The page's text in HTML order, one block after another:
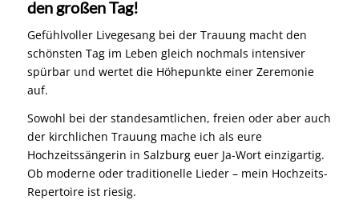
den großen Tag!
Gefühlvoller Livegesang bei der Trauung macht den
schönsten Tag im Leben gleich nochmals intensiver
spürbar und wertet die Höhepunkte einer Zeremonie
auf.
Sowohl bei der standesamtlichen, freien oder aber auch
der kirchlichen Trauung mache ich als eure
Hochzeitssängerin in Salzburg euer Ja-Wort einzigartig.
Ob moderne oder traditionelle Lieder – mein Hochzeits-
Repertoire ist riesig.